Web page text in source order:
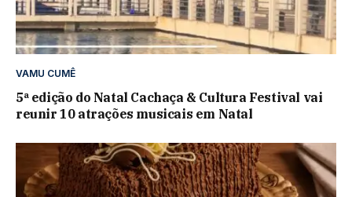
VAMU CUMÊ
5ª edição do Natal Cachaça & Cultura Festival vai
reunir 10 atrações musicais em Natal